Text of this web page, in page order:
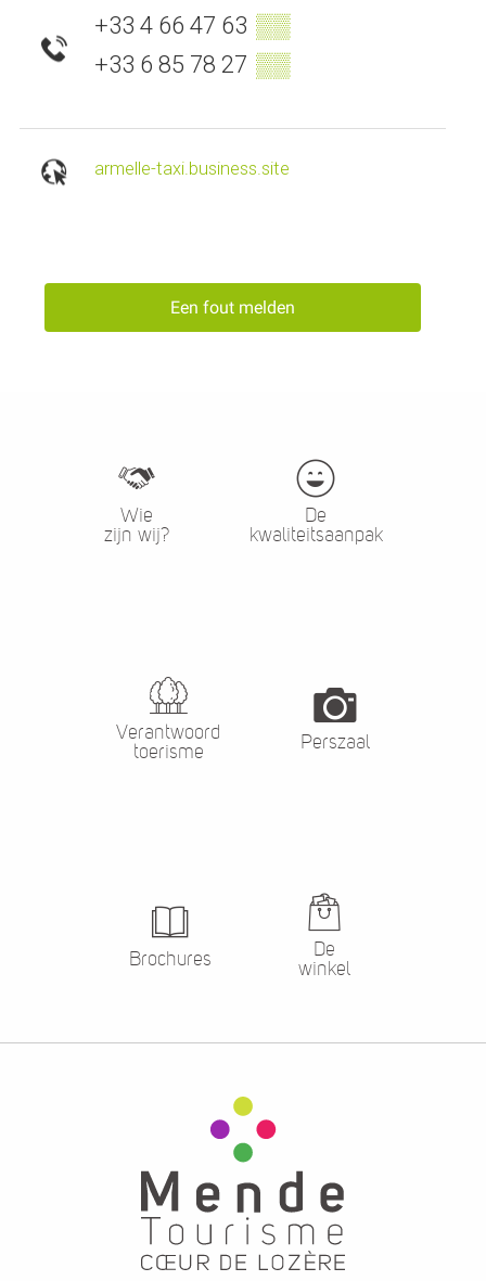
+33 4 66 47 63 ▒▒
+33 6 85 78 27 ▒▒
armelle-taxi.business.site
Een fout melden
Wie
zijn wij?
De
kwaliteitsaanpak
Verantwoord
toerisme
Perszaal
Brochures
De
winkel